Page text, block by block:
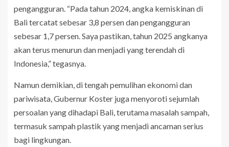
pengangguran. “Pada tahun 2024, angka kemiskinan di
Bali tercatat sebesar 3,8 persen dan pengangguran
sebesar 1,7 persen. Saya pastikan, tahun 2025 angkanya
akan terus menurun dan menjadi yang terendah di
Indonesia,” tegasnya.
Namun demikian, di tengah pemulihan ekonomi dan
pariwisata, Gubernur Koster juga menyoroti sejumlah
persoalan yang dihadapi Bali, terutama masalah sampah,
termasuk sampah plastik yang menjadi ancaman serius
bagi lingkungan.